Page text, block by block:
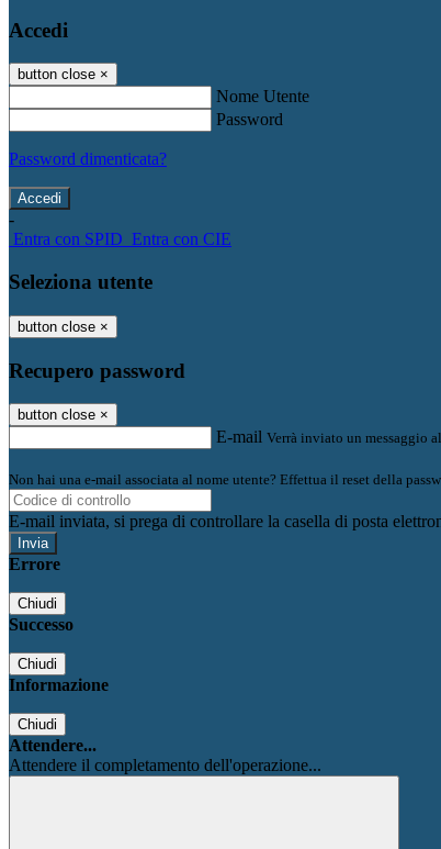
Accedi
button close ×
Nome Utente
Password
Password dimenticata?
-
Entra con SPID Entra con CIE
Seleziona utente
button close ×
Recupero password
button close ×
E-mail Verrà inviato un messaggio
Non hai una e-mail associata al nome utente? Effettua il reset della
E-mail inviata, si prega di controllare la casella di posta
Errore
Chiudi
Successo
Chiudi
Informazione
Chiudi
Attendere...
Attendere il completamento dell'operazione...